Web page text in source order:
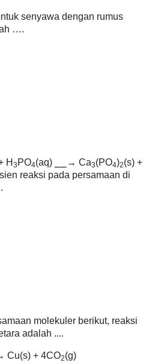
senyawa dengan rumus
….
H 3 PO4(aq) → Ca3(PO4)2(s) +
reaksi pada persamaan di
molekuler berikut, reaksi
adalah ....
Cu(s) + 4CO2(g)